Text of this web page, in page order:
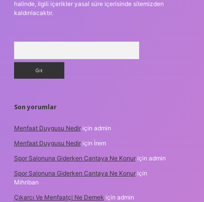
halinde, ilgili içerikler yasal süre içerisinde sitemizden
kaldırılacaktır.
Son yorumlar
Menfaat Duygusu Nediriçin admin
Menfaat Duygusu Nediriçin İrem
Spor Salonuna Giderken Cantaya Ne Konuriçin admin
Spor Salonuna Giderken Cantaya Ne Konuriçin
Mihriban
Çıkarcı Ve Menfaatçi Ne Demek için admin